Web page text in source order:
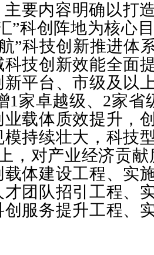
主要内容明确以打
”科创阵地为核心
”科技创新推进体
技创新效能全面
平台、市级及以
1家卓越级、2家省
业载体质效提升，
持续壮大，科技
，对产业经济贡
体建设工程、实
团队招引工程、
服务提升工程、